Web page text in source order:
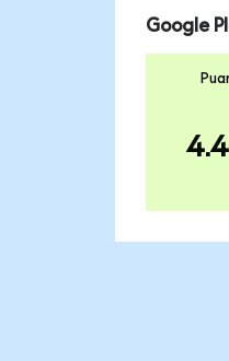
Google
4.4